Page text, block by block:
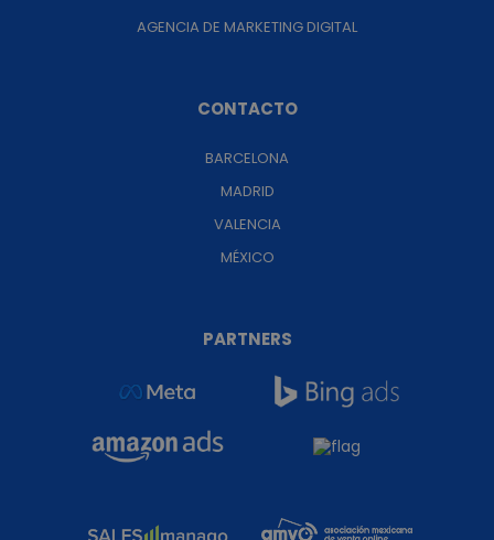
AGENCIA DE MARKETING DIGITAL
CONTACTO
BARCELONA
MADRID
VALENCIA
MÉXICO
PARTNERS